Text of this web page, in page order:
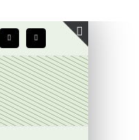
X Email
Toggle
area
barra
scorrevole